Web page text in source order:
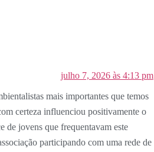
julho 7, 2026 às 4:13 pm
mais importantes que temos
certeza influenciou positivamente o
de jovens que frequentavam este
participando com uma rede de